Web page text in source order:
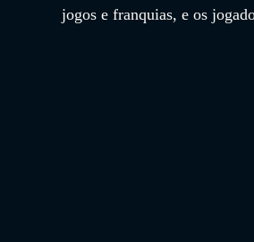
jogos e franquias, e os